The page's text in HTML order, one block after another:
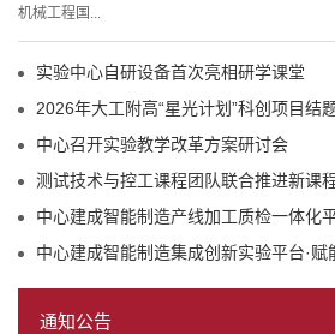
机械工程国...
实验中心自研设备首次亮相研学课堂
2026年大工附高“星光计划”科创项目结题活动在中
中心召开实验教学改革方案研讨会
测试技术与控工课程团队联合推进新课
中心建成智能制造产线加工质检一体化
中心建成智能制造集成创新实验平台·赋能面向未来的卓越
通知公告